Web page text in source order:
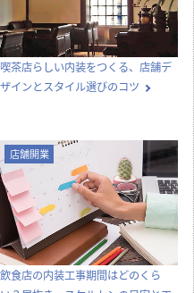
法律
店舗開業
コラムTOP
店舗デザイン